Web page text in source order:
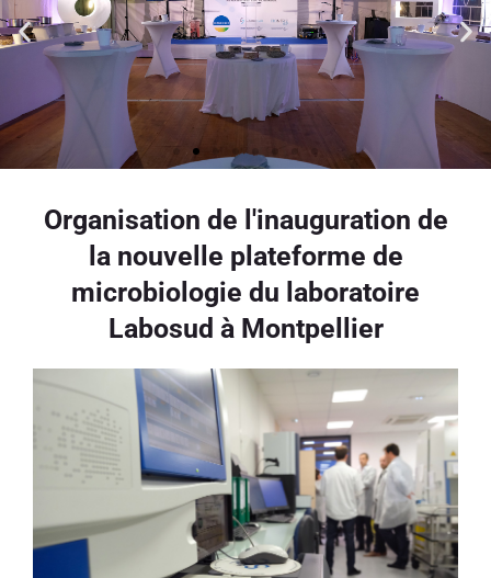
Organisation de l'inauguration de
la nouvelle plateforme de
microbiologie du laboratoire
Labosud à Montpellier